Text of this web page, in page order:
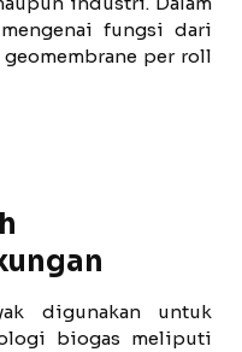
fungsi dari
per roll
digunakan untuk
biogas meliputi